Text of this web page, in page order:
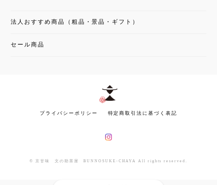
法人おすすめ商品（粗品・景品・ギフト）
セール商品
プライバシーポリシー 特定商取引法に基づく表記
© 京甘味 文の助茶屋 BUNNOSUKE-CHAYA All rights reserved.